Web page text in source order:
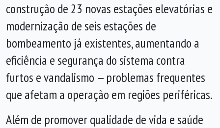
construção de 23 novas estações elevatórias e
modernização de seis estações de
bombeamento já existentes, aumentando a
eficiência e segurança do sistema contra
furtos e vandalismo — problemas frequentes
que afetam a operação em regiões periféricas.
Além de promover qualidade de vida e saúde